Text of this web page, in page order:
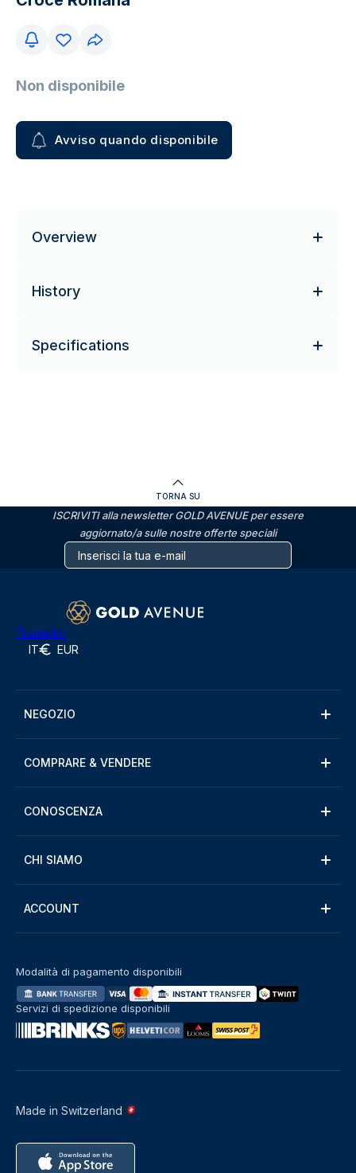
Non disponibile
Avviso quando disponibile
Overview
History
Specifications
TORNA SU
ISCRIVITI alla newsletter GOLD AVENUE per essere
aggiornato/a sulle nostre offerte speciali
Trustpilot
IT EUR
NEGOZIO
COMPRARE & VENDERE
CONOSCENZA
CHI SIAMO
ACCOUNT
Made in Switzerland
Modalità di pagamento disponibili
Servizi di spedizione disponibili